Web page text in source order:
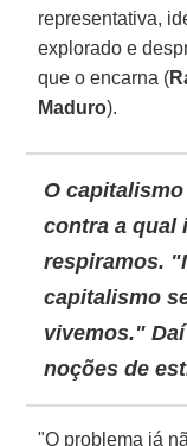
representativa,
explorado e
que o encarna (
Maduro).
O
contra a qual
respiramos.
capitalismo
vivemos."
noções de
"O problema já